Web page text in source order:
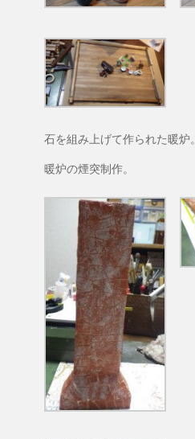
石を組み上げて作られた暖炉。
暖炉の煙突制作。